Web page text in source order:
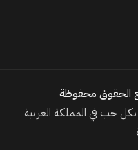
حب في المملكة العربية